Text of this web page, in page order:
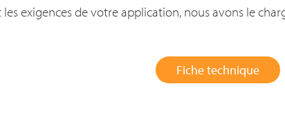
exigences de votre application, nous avons le
Fiche technique